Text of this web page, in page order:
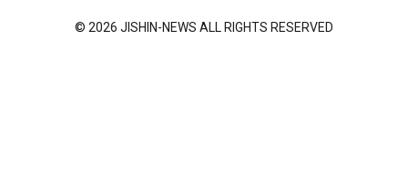
© 2026 JISHIN-NEWS ALL RIGHTS RESERVED